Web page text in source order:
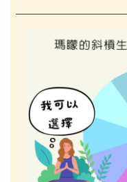
心
斜
槓
生
活
Vs.